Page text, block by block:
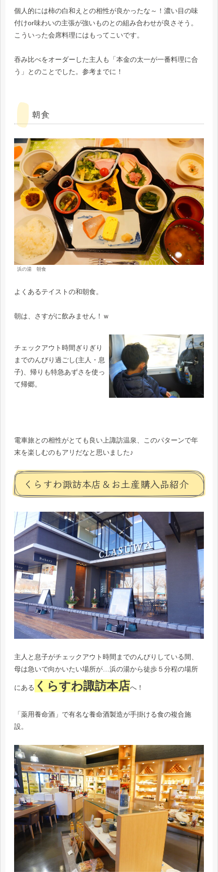
個人的には柿の白和えとの相性が良かったな～！濃い目の味
付けor味わいの主張が強いものとの組み合わせが良さそう。
こういった会席料理にはもってこいです。
吞み比べをオーダーした主人も「本金の太一が一番料理に合
う」とのことでした。参考までに！
朝食
浜の湯 朝食
よくあるテイストの和朝食。
朝は、さすがに飲みません！ｗ
チェックアウト時間ぎりぎり
までのんびり過ごし(主人・息
子)、帰りも特急あずさを使っ
て帰郷。
電車旅との相性がとても良い上諏訪温泉、このパターンで年
末を楽しむのもアリだなと思いました♪
くらすわ諏訪本店＆お土産購入品紹介
主人と息子がチェックアウト時間までのんびりしている間、
母は急いで向かいたい場所が…浜の湯から徒歩５分程の場所
にある くらすわ諏訪本店へ！
「薬用養命酒」で有名な養命酒製造が手掛ける食の複合施
設。